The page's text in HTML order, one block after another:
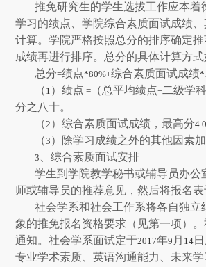
推免研究生的学生选拔工作应本
学习的绩点、学院综合素质面试成绩
计算。学院严格按照总分的排序确定
成绩再进行排序。总分的具体计算方式
总分=绩点*80%+综合素质面试成绩
（ 1 ）绩点 = （总平均绩点+二级学
分之八十。
（2 ）综合素质面试成绩，最高分4.0
（3 ）除学习成绩之外的其他因素
3
、综合素质面试安排
学生到学院教学秘书或辅导员办
师或辅导员的推荐意见，然后将报名
社会学系和社会工作系将各自独
象的推免报名资格要求（见第一项）
通知。社会学系面试定于2017年9 月 14
专业学术素质、英语沟通能力、未来